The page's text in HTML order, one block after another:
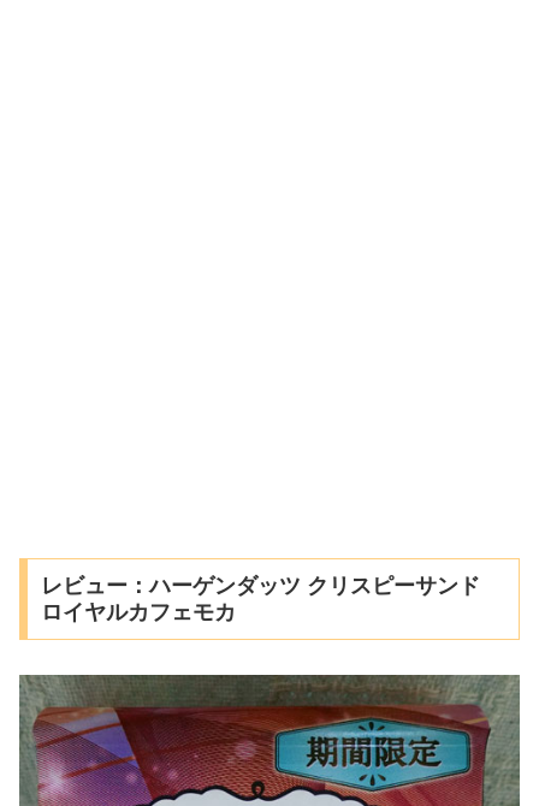
レビュー：ハーゲンダッツ クリスピーサンド
ロイヤルカフェモカ